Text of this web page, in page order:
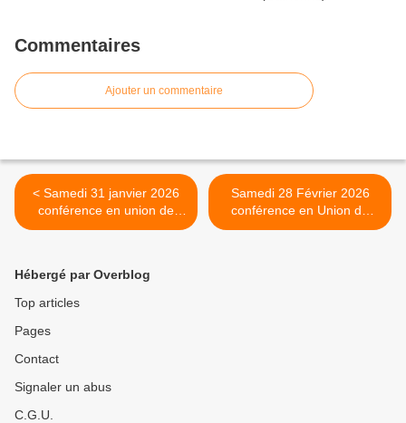
Commentaires
Ajouter un commentaire
< Samedi 31 janvier 2026
conférence en union de
prières (Catherine)
Samedi 28 Février 2026
conférence en Union de
prière ( Catherine) >
Hébergé par Overblog
Top articles
Pages
Contact
Signaler un abus
C.G.U.